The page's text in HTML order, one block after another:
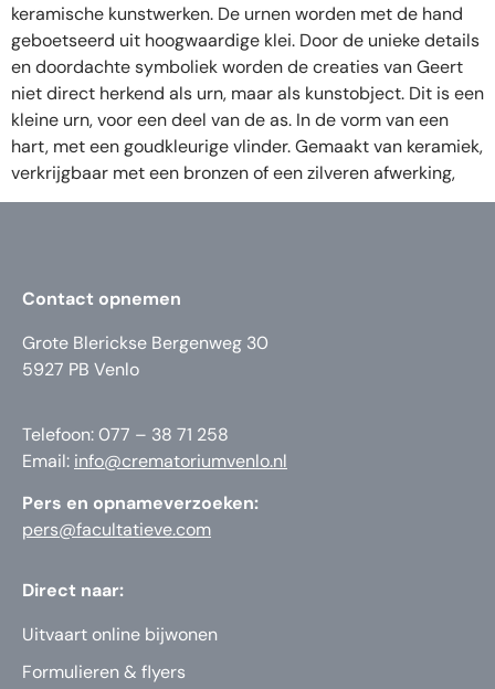
keramische kunstwerken. De urnen worden met de hand
geboetseerd uit hoogwaardige klei. Door de unieke details
en doordachte symboliek worden de creaties van Geert
niet direct herkend als urn, maar als kunstobject. Dit is een
kleine urn, voor een deel van de as. In de vorm van een
hart, met een goudkleurige vlinder. Gemaakt van keramiek,
verkrijgbaar met een bronzen of een zilveren afwerking,
Contact opnemen
Grote Blerickse Bergenweg 30
5927 PB Venlo
Telefoon: 077 – 38 71 258
Email: info@crematoriumvenlo.nl
Pers en opnameverzoeken:
pers@facultatieve.com
Direct naar:
Uitvaart online bijwonen
Formulieren & flyers